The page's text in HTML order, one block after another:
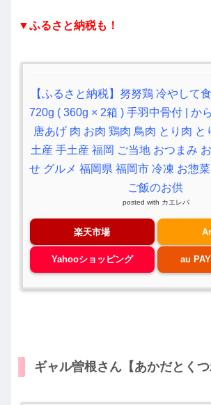
▼ふるさと納税も！
【ふるさと納税】努努鶏 冷やして
720g ( 360g × 2箱 ) 手羽中骨付 | か
唐あげ 肉 お肉 鶏肉 鳥肉 とり肉 と
土産 手土産 福岡 ご当地 おつまみ
せ グルメ 福岡県 福岡市 冷凍 お惣
ご飯のお供
posted with カエレバ
楽天市場
Yahooショッピング au
ギャル曽根さん【あかだとくつ